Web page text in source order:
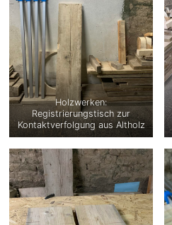
Holzwerken:
Registrierungstisch zur
Kontaktverfolgung aus Altholz